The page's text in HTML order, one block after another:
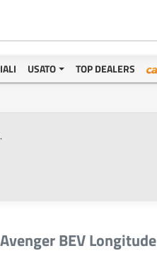
USATO TOP DEALERS
Avenger BEV Longitude